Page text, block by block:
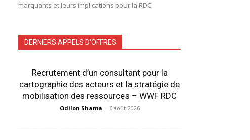
marquants et leurs implications pour la RDC.
DERNIERS APPELS D'OFFRES
Recrutement d’un consultant pour la
cartographie des acteurs et la stratégie de
mobilisation des ressources – WWF RDC
Odilon Shama - 6 août 2026